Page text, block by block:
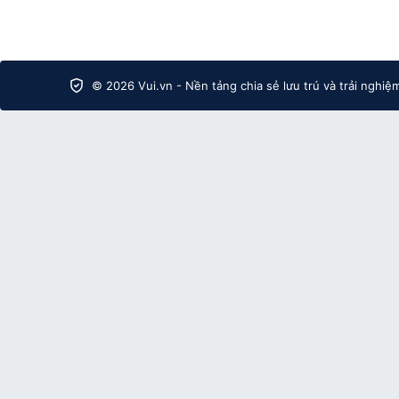
© 2026 Vui.vn - Nền tảng chia sẻ lưu trú và trải